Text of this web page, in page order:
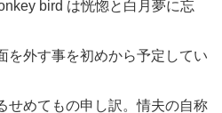
bird は恍惚と白月夢に忘
を外す事を初めから予定してい
せめてもの申し訳。情夫の自称